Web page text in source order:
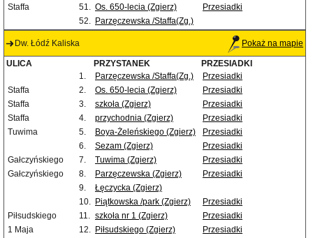
Staffa
51. Os. 650-lecia (Zgierz)
Przesiadki
52. Parzęczewska /Staffa(Zg.)
Dw. Łódź Kaliska Pokaż na mapie
ULICA PRZYSTANEK
PRZESIADKI
1.
Parzęczewska /Staffa(Zg.)
Przesiadki
Staffa
2. Os. 650-lecia (Zgierz)
Przesiadki
Staffa
3. szkoła (Zgierz)
Przesiadki
Staffa
4. przychodnia (Zgierz)
Przesiadki
Tuwima
5. Boya-Żeleńskiego (Zgierz)
Przesiadki
6.
Sezam (Zgierz)
Przesiadki
Gałczyńskiego
7. Tuwima (Zgierz)
Przesiadki
Gałczyńskiego
8. Parzęczewska (Zgierz)
Przesiadki
9.
Łęczycka (Zgierz)
10. Piątkowska /park (Zgierz)
Przesiadki
Piłsudskiego
11. szkoła nr 1 (Zgierz)
Przesiadki
1 Maja
12. Piłsudskiego (Zgierz)
Przesiadki